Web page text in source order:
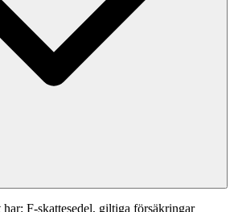
F-skattesedel, giltiga försäkringar